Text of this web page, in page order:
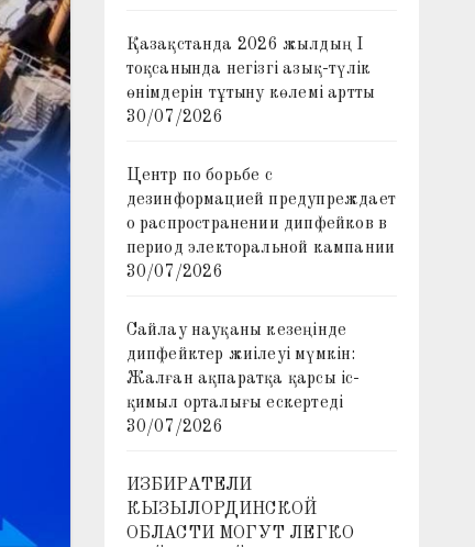
Қазақстанда 2026 жылдың I
тоқсанында негізгі азық-түлік
өнімдерін тұтыну көлемі артты
30/07/2026
Центр по борьбе с
дезинформацией предупреждает
о распространении дипфейков в
период электоральной кампании
30/07/2026
Сайлау науқаны кезеңінде
дипфейктер жиілеуі мүмкін:
Жалған ақпаратқа қарсы іс-
қимыл орталығы ескертеді
30/07/2026
ИЗБИРАТЕЛИ
КЫЗЫЛОРДИНСКОЙ
ОБЛАСТИ МОГУТ ЛЕГКО